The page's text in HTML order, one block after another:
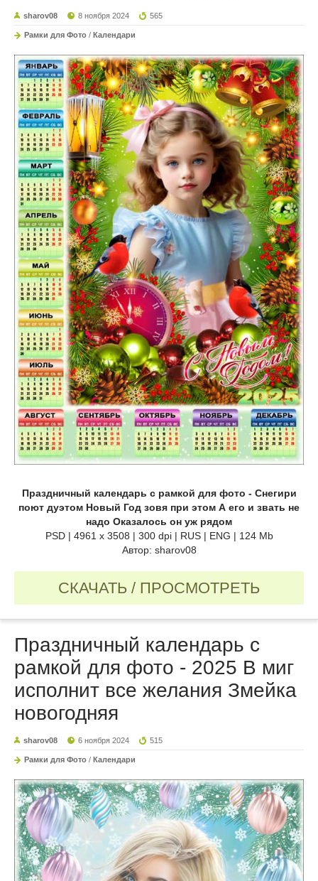
sharov08 8 ноября 2024 565
Рамки для Фото / Календари
Праздничный календарь с рамкой для фото - Снегири
поют дуэтом Новый Год зовя при этом А его и звать не
надо Оказалось он уж рядом
PSD | 4961 х 3508 | 300 dpi | RUS | ENG | 124 Mb
Автор: sharov08
СКАЧАТЬ / ПРОСМОТРЕТЬ
Праздничный календарь с
рамкой для фото - 2025 В миг
исполнит все желания Змейка
новогодняя
sharov08 6 ноября 2024 515
Рамки для Фото / Календари